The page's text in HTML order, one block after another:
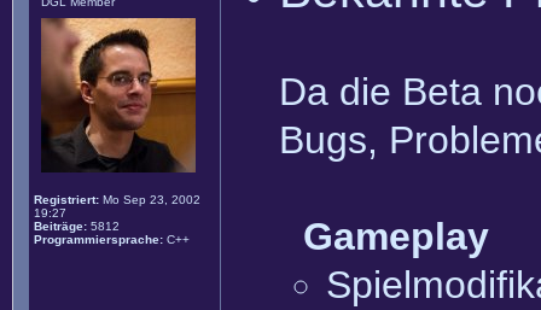
Registriert: Mo Sep 23, 2002
19:27
Beiträge: 5812
Programmiersprache: C++
Da die Beta
Bugs,
Gameplay